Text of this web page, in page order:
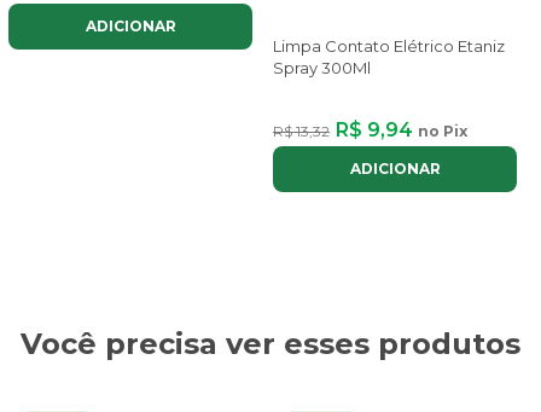
ADICIONAR
Limpa Contato Elétrico Etaniz
Spray 300Ml
R$ 13,32 R$ 9,94 no Pix
ADICIONAR
Você precisa ver esses produtos